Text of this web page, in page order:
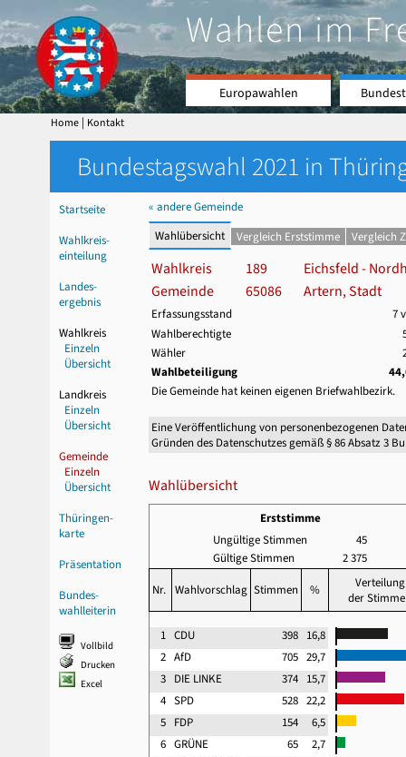
Wahlen im
Europawahlen
Home | Kontakt
Bundestagswahl 2021 in
Startseite
Wahlkreis-
einteilung
Landes-
ergebnis
Wahlkreis
Einzeln
Übersicht
Landkreis
Einzeln
Übersicht
Gemeinde
Einzeln
Übersicht
Thüringen-
karte
Präsentation
Bundes-
wahlleiterin
Vollbild
Drucken
Excel
« andere Gemeinde
Wahlübersicht
Vergleich Erststimme Vergleich
Wahlkreis 189
Eichsfeld -
Gemeinde
65086 Artern, Stadt
Erfassungsstand
7
Wahlberechtigte
Wähler
Wahlbeteiligung
Die Gemeinde hat keinen eigenen Briefwahlbezirk.
Eine Veröffentlichung von personenbezogenen
Gründen des Datenschutzes gemäß § 86 Absatz 3
Wahlübersicht
Erststimme
Ungültige Stimmen
45
Gültige Stimmen
2 375
Nr. Wahlvorschlag Stimmen %
Verteilung
der
1 CDU 398 16,8
2 AfD 705 29,7
3 DIE LINKE 374 15,7
4 SPD 528 22,2
5 FDP 154
6,5
6 GRÜNE 65
2,7